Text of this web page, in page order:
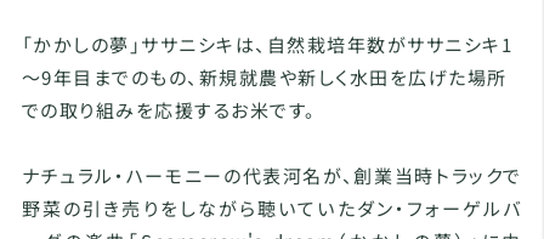
「かかしの夢」ササニシキは、自然栽培年数がササニシキ1
～9年目までのもの、新規就農や新しく水田を広げた場所
での取り組みを応援するお米です。
ナチュラル・ハーモニーの代表河名が、創業当時トラックで
野菜の引き売りをしながら聴いていたダン・フォーゲルバ